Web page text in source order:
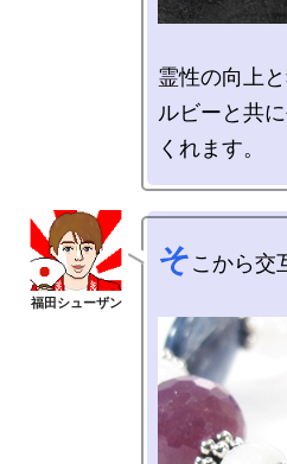
霊性の向上
ルビーと共
そこから交